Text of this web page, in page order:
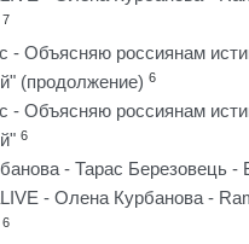
7
- Объясняю россиянам
(продолжение) 6
- Объясняю россиянам
6
- Тарас Березовець -
- Олена Курбанова -
6